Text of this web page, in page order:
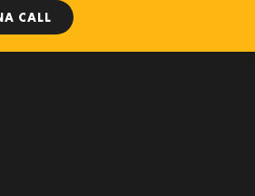
CALL